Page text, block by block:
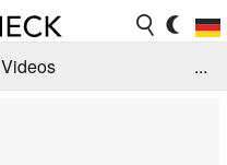
Videos
...